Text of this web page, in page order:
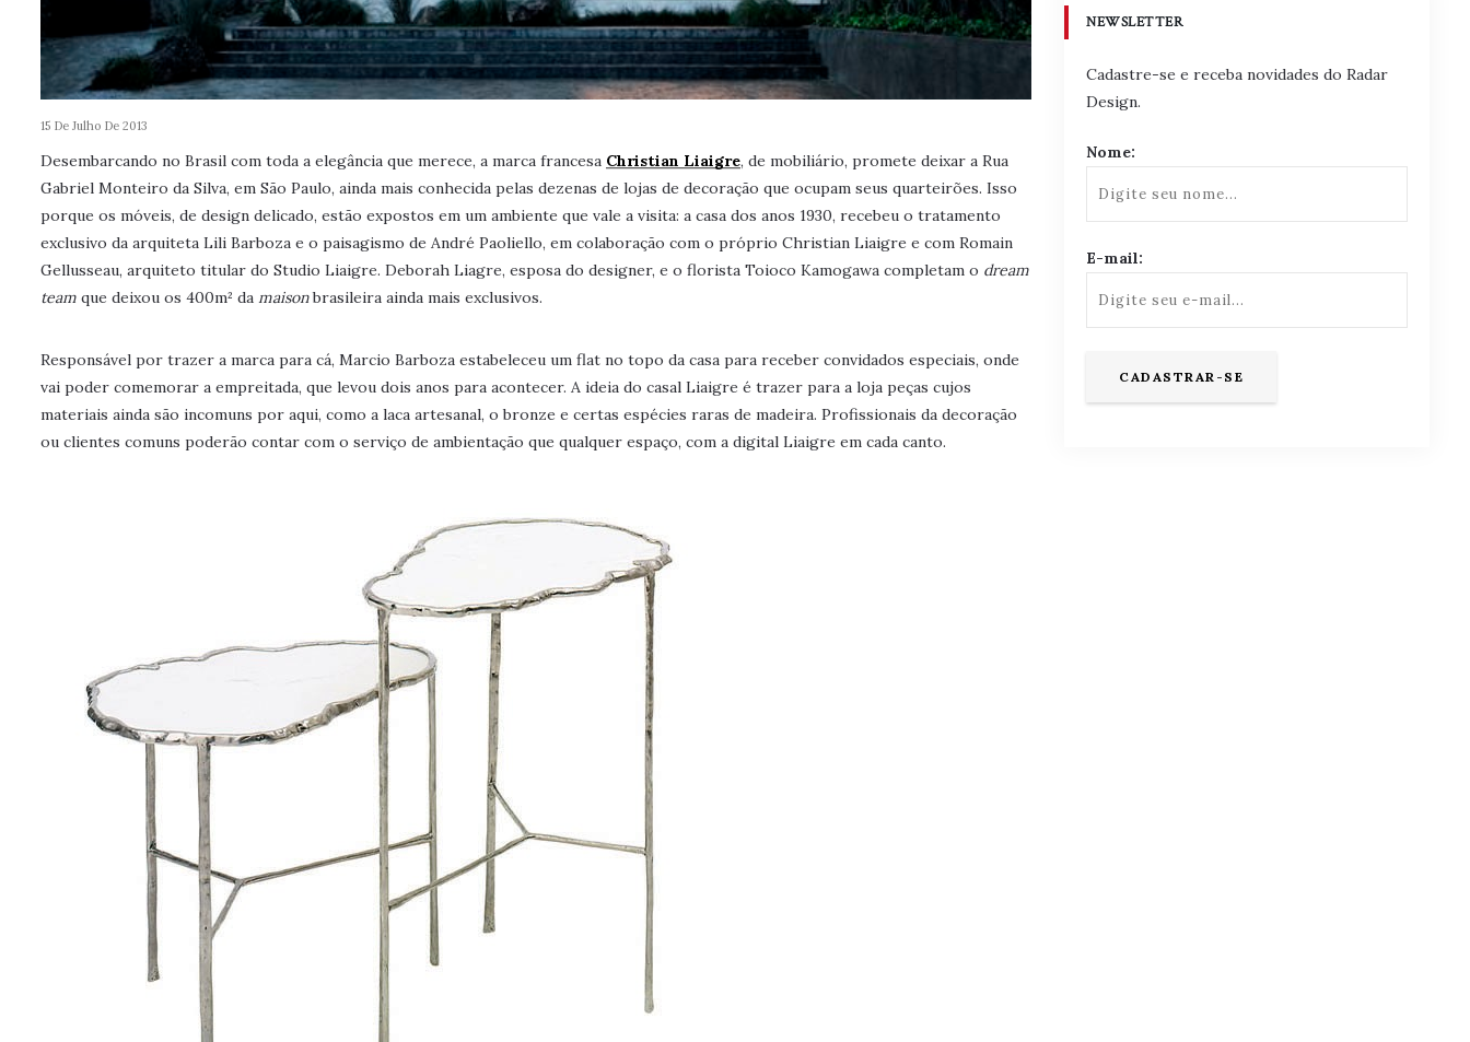
15 De Julho De 2013
Desembarcando no Brasil com toda a elegância que merece, a marca francesa Christian Liaigre, de mobiliário, promete deixar a Rua
Gabriel Monteiro da Silva, em São Paulo, ainda mais conhecida pelas dezenas de lojas de decoração que ocupam seus quarteirões. Isso
porque os móveis, de design delicado, estão expostos em um ambiente que vale a visita: a casa dos anos 1930, recebeu o tratamento
exclusivo da arquiteta Lili Barboza e o paisagismo de André Paoliello, em colaboração com o próprio Christian Liaigre e com Romain
Gellusseau, arquiteto titular do Studio Liaigre. Deborah Liagre, esposa do designer, e o florista Toioco Kamogawa completam o dream
team que deixou os 400m² da maisonbrasileira ainda mais exclusivos.
Responsável por trazer a marca para cá, Marcio Barboza estabeleceu um flat no topo da casa para receber convidados especiais, onde
vai poder comemorar a empreitada, que levou dois anos para acontecer. A ideia do casal Liaigre é trazer para a loja peças cujos
materiais ainda são incomuns por aqui, como a laca artesanal, o bronze e certas espécies raras de madeira. Profissionais da decoração
ou clientes comuns poderão contar com o serviço de ambientação que qualquer espaço, com a digital Liaigre em cada canto.
NEWSLETTER
Cadastre-se e receba novidades do Radar
Design.
Nome:
E-mail: